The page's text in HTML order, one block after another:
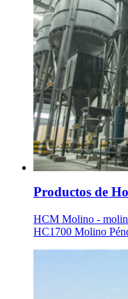
Productos de
HCM Molino -
HC1700 Molino